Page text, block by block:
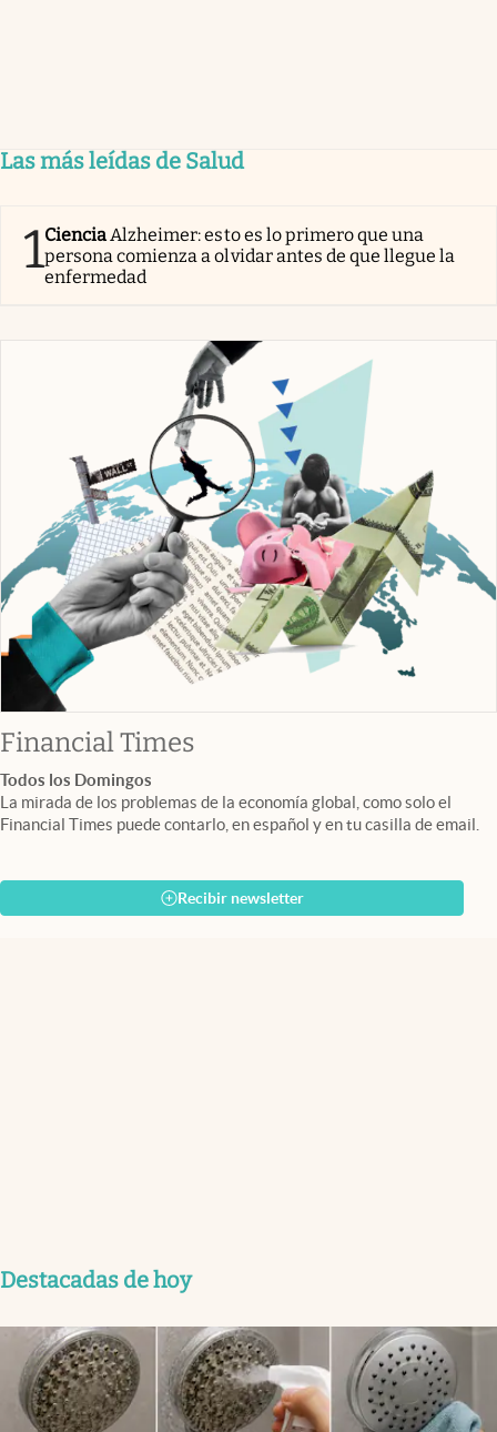
Las más leídas de Salud
1CienciaAlzheimer: esto es lo primero que una
persona comienza a olvidar antes de que llegue la
enfermedad
Financial Timesabre en nueva pestaña
Todos los Domingos
La mirada de los problemas de la economía global, como solo el
Financial Times puede contarlo, en español y en tu casilla de email.
Recibir newsletter
Destacadas de hoy